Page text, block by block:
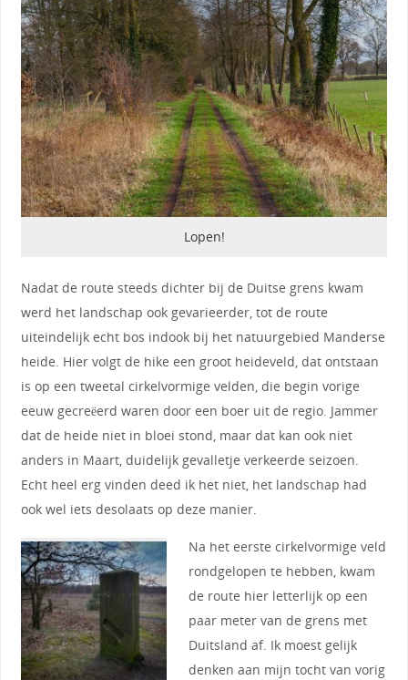
Lopen!
Nadat de route steeds dichter bij de Duitse grens kwam
werd het landschap ook gevarieerder, tot de route
uiteindelijk echt bos indook bij het natuurgebied Manderse
heide. Hier volgt de hike een groot heideveld, dat ontstaan
is op een tweetal cirkelvormige velden, die begin vorige
eeuw gecreëerd waren door een boer uit de regio. Jammer
dat de heide niet in bloei stond, maar dat kan ook niet
anders in Maart, duidelijk gevalletje verkeerde seizoen.
Echt heel erg vinden deed ik het niet, het landschap had
ook wel iets desolaats op deze manier.
Na het eerste cirkelvormige veld
rondgelopen te hebben, kwam
de route hier letterlijk op een
paar meter van de grens met
Duitsland af. Ik moest gelijk
denken aan mijn tocht van vorig